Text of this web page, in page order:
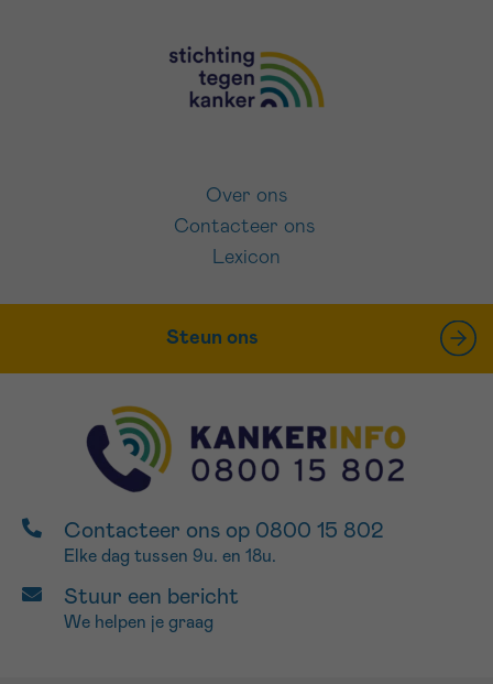
Over ons
Contacteer ons
Lexicon
Steun ons
Contacteer ons op 0800 15 802
Elke dag tussen 9u. en 18u.
Stuur een bericht
We helpen je graag